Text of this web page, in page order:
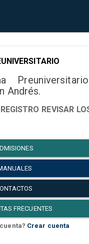
Andrés.
REVISAR
FRECUENTES
Crear cuenta